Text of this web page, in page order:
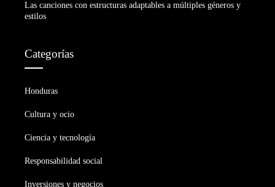
Las canciones con estructuras adaptables a múltiples géneros y
estilos
Categorías
Honduras
Cultura y ocio
Ciencia y tecnología
Responsabilidad social
Inversiones y negocios